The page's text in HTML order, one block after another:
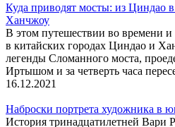
Куда приводят мосты: из Циндао
Ханчжоу
В этом путешествии во времени
в китайских городах Циндао и
легенды Сломанного моста,
Иртышом и за четверть часа
16.12.2021
Наброски портрета художника в
История тринадцатилетней Вари